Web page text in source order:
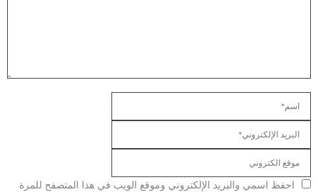
احفظ اسمي والبريد الإلكتروني وموقع الويب في هذا المتصفح للمرة